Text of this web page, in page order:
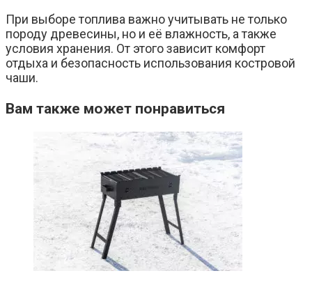
При выборе топлива важно учитывать не только
породу древесины, но и её влажность, а также
условия хранения. От этого зависит комфорт
отдыха и безопасность использования костровой
чаши.
Вам также может понравиться